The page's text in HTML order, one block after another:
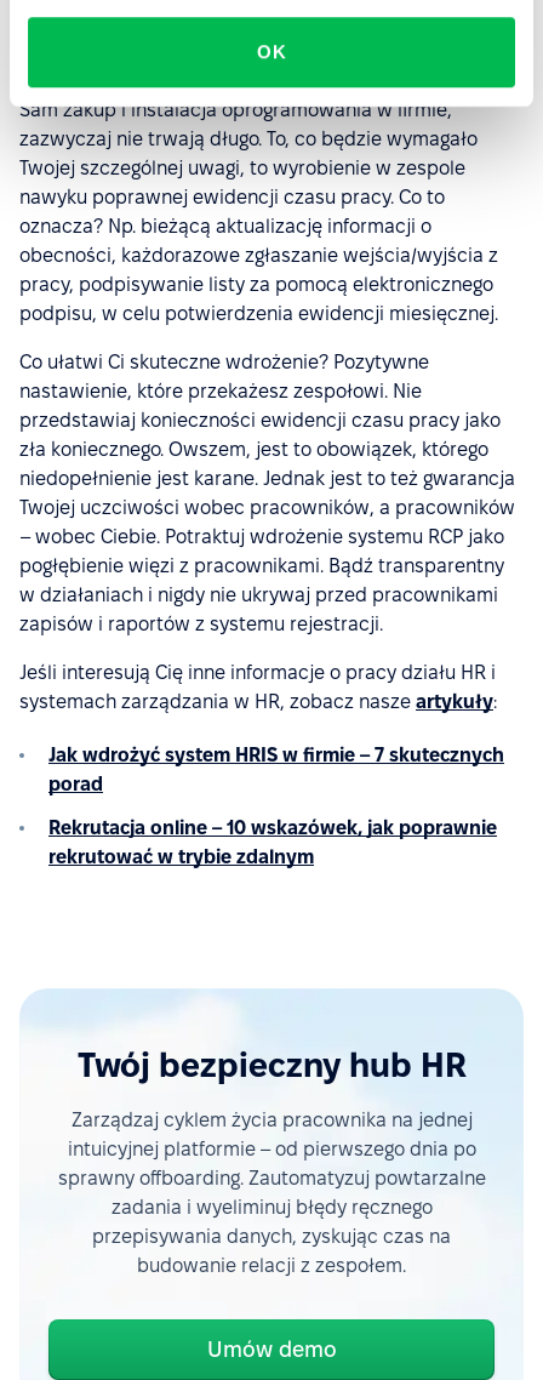
OK
Sam zakup i instalacja oprogramowania w firmie,
zazwyczaj nie trwają długo. To, co będzie wymagało
Twojej szczególnej uwagi, to wyrobienie w zespole
nawyku poprawnej ewidencji czasu pracy. Co to
oznacza? Np. bieżącą aktualizację informacji o
obecności, każdorazowe zgłaszanie wejścia/wyjścia z
pracy, podpisywanie listy za pomocą elektronicznego
podpisu, w celu potwierdzenia ewidencji miesięcznej.
Co ułatwi Ci skuteczne wdrożenie? Pozytywne
nastawienie, które przekażesz zespołowi. Nie
przedstawiaj konieczności ewidencji czasu pracy jako
zła koniecznego. Owszem, jest to obowiązek, którego
niedopełnienie jest karane. Jednak jest to też gwarancja
Twojej uczciwości wobec pracowników, a pracowników
– wobec Ciebie. Potraktuj wdrożenie systemu RCP jako
pogłębienie więzi z pracownikami. Bądź transparentny
w działaniach i nigdy nie ukrywaj przed pracownikami
zapisów i raportów z systemu rejestracji.
Jeśli interesują Cię inne informacje o pracy działu HR i
systemach zarządzania w HR, zobacz nasze artykuły:
Jak wdrożyć system HRIS w firmie – 7 skutecznych
porad
Rekrutacja online – 10 wskazówek, jak poprawnie
rekrutować w trybie zdalnym
Twój bezpieczny hub HR
Zarządzaj cyklem życia pracownika na jednej
intuicyjnej platformie – od pierwszego dnia po
sprawny offboarding. Zautomatyzuj powtarzalne
zadania i wyeliminuj błędy ręcznego
przepisywania danych, zyskując czas na
budowanie relacji z zespołem.
Umów demo